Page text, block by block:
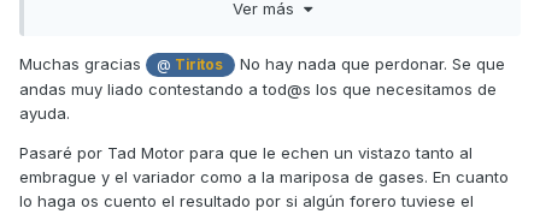
se recogen bien y actúan a trompicones, yo creo que sería
Otra causa posible sería una mala regulación de la
mariposa de gases, pero si fuera así, creo que al
Un saludo
Ver más
Muchas gracias @ Tiritos
No hay nada que perdonar. Se que
andas muy liado contestando a tod@s los que necesitamos de
ayuda.
Pasaré por Tad Motor para que le echen un vistazo tanto al
embrague y el variador como a la mariposa de gases. En cuanto
lo haga os cuento el resultado por si algún forero tuviese el